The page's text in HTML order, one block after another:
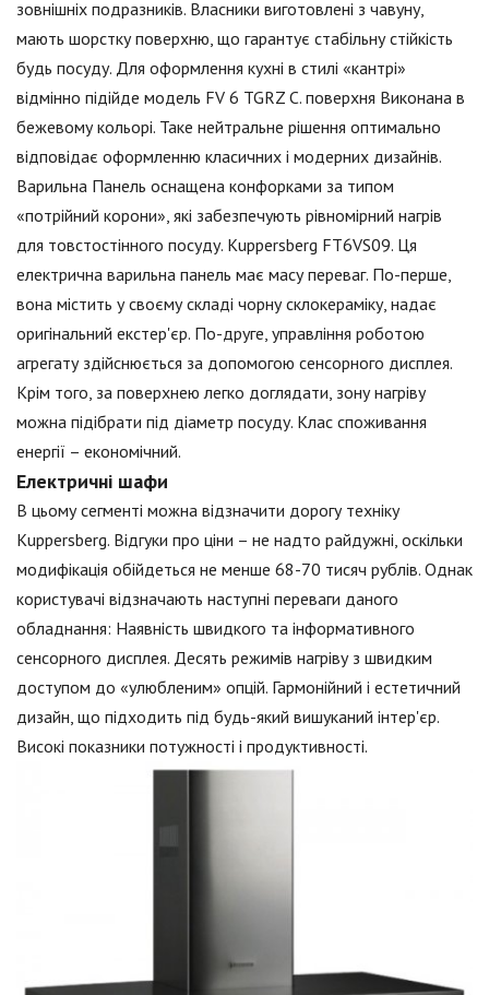
зовнішніх подразників. Власники виготовлені з чавуну,
мають шорстку поверхню, що гарантує стабільну стійкість
будь посуду. Для оформлення кухні в стилі «кантрі»
відмінно підійде модель FV 6 TGRZ С. поверхня Виконана в
бежевому кольорі. Таке нейтральне рішення оптимально
відповідає оформленню класичних і модерних дизайнів.
Варильна Панель оснащена конфорками за типом
«потрійний корони», які забезпечують рівномірний нагрів
для товстостінного посуду. Kuppersberg FT6VS09. Ця
електрична варильна панель має масу переваг. По-перше,
вона містить у своєму складі чорну склокераміку, надає
оригінальний екстер'єр. По-друге, управління роботою
агрегату здійснюється за допомогою сенсорного дисплея.
Крім того, за поверхнею легко доглядати, зону нагріву
можна підібрати під діаметр посуду. Клас споживання
енергії – економічний.
Електричні шафи
В цьому сегменті можна відзначити дорогу техніку
Kuppersberg. Відгуки про ціни – не надто райдужні, оскільки
модифікація обійдеться не менше 68-70 тисяч рублів. Однак
користувачі відзначають наступні переваги даного
обладнання: Наявність швидкого та інформативного
сенсорного дисплея. Десять режимів нагріву з швидким
доступом до «улюбленим» опцій. Гармонійний і естетичний
дизайн, що підходить під будь-який вишуканий інтер'єр.
Високі показники потужності і продуктивності.